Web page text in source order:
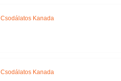
Csodálatos Kanada
Csodálatos Kanada